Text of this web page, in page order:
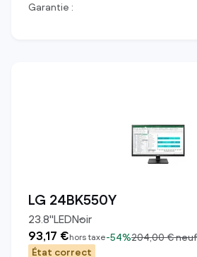
Garantie :
LG 24BK550Y
23.8"LEDNoir
93,17 €hors taxe-54%204,00 €neuf
État correct